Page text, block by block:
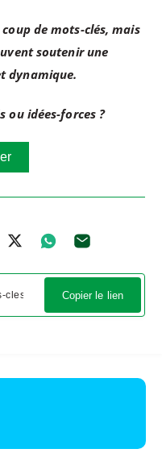
de mots-clés, mais
soutenir une
dynamique.
ou idées-forces ?
Copier le lien